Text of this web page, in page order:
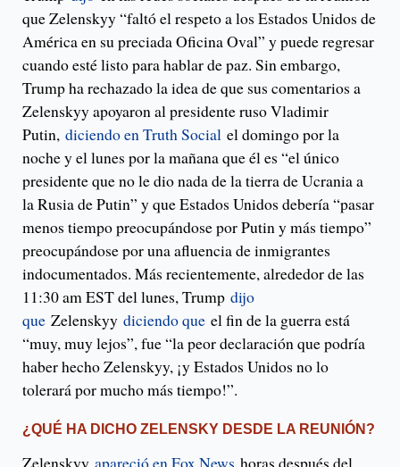
que Zelenskyy “faltó el respeto a los Estados Unidos de
América en su preciada Oficina Oval” y puede regresar
cuando esté listo para hablar de paz. Sin embargo,
Trump ha rechazado la idea de que sus comentarios a
Zelenskyy apoyaron al presidente ruso Vladimir
Putin, diciendo en Truth Social el domingo por la
noche y el lunes por la mañana que él es “el único
presidente que no le dio nada de la tierra de Ucrania a
la Rusia de Putin” y que Estados Unidos debería “pasar
menos tiempo preocupándose por Putin y más tiempo”
preocupándose por una afluencia de inmigrantes
indocumentados. Más recientemente, alrededor de las
11:30 am EST del lunes, Trump dijo
que Zelenskyy diciendo que el fin de la guerra está
“muy, muy lejos”, fue “la peor declaración que podría
haber hecho Zelenskyy, ¡y Estados Unidos no lo
tolerará por mucho más tiempo!”.
¿QUÉ HA DICHO ZELENSKY DESDE LA REUNIÓN?